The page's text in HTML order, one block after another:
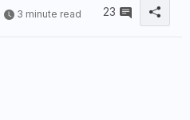
3 minute read 23